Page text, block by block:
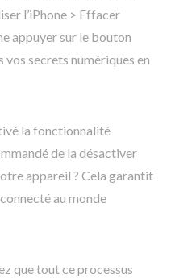
l’iPhone > Effacer
appuyer sur le bouton
secrets numériques en
la fonctionnalité
de la désactiver
appareil ? Cela garantit
au monde
que tout ce processus